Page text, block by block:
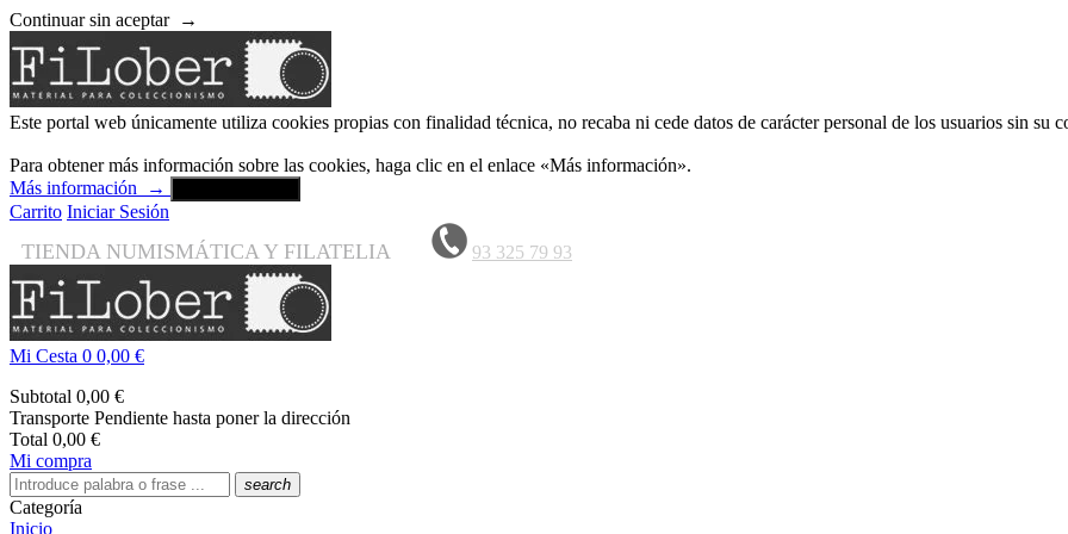
Continuar sin aceptar →
Este portal web únicamente utiliza cookies propias con finalidad técnica, no recaba ni cede datos de carácter personal de los usuarios sin su
Para obtener más información sobre las cookies, haga clic en el enlace «Más información».
Más información
→
Carrito Iniciar Sesión
TIENDA NUMISMÁTICA Y FILATELIA 93 325 79 93
Mi Cesta 0 0,00 €
Subtotal 0,00 €
Transporte Pendiente hasta poner la dirección
Total 0,00 €
Mi compra
search
Categoría
Inicio